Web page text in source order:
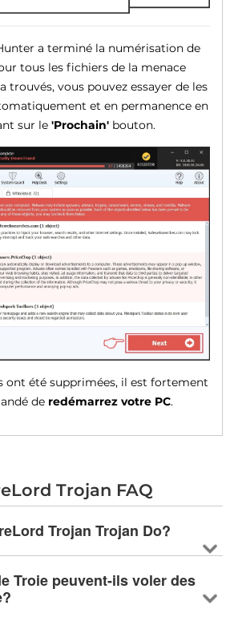
a terminé la numérisation de
tous les fichiers de la menace
trouvés, vous pouvez essayer de les
et en permanence en
sur le'Prochain' bouton.
ont été supprimées, il est fortement
de redémarrez votre PC.
Trojan FAQ
Trojan Trojan Do?
Troie peuvent-ils voler des